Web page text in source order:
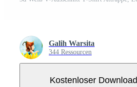
Galih Warsita
344 Ressourcen
Kostenloser Download